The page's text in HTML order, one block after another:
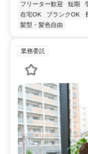
フリーター歓迎 短期
在宅OK
ブランクOK
髪型・髪色自由
業務委託